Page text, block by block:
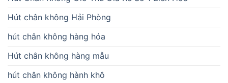
Hút chân không Hải Phòng
hút chân không hàng hóa
Hút chân không hàng mẫu
hút chân không hành khô